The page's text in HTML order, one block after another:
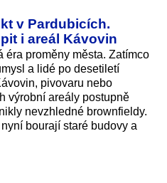
v Pardubicích.
i areál Kávovin
proměny města. Zatímco
a lidé po desetiletí
pivovaru nebo
výrobní areály postupně
nevzhledné brownfieldy.
bourají staré budovy a